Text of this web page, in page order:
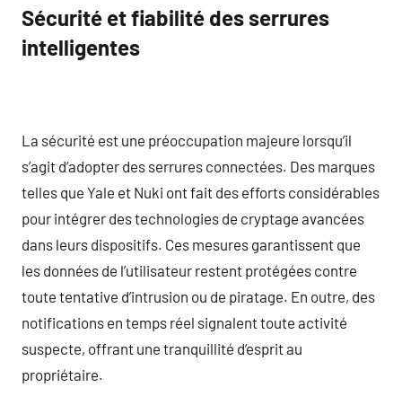
Sécurité et fiabilité des serrures
intelligentes
La sécurité est une préoccupation majeure lorsqu’il
s’agit d’adopter des serrures connectées. Des marques
telles que Yale et Nuki ont fait des efforts considérables
pour intégrer des technologies de cryptage avancées
dans leurs dispositifs. Ces mesures garantissent que
les données de l’utilisateur restent protégées contre
toute tentative d’intrusion ou de piratage. En outre, des
notifications en temps réel signalent toute activité
suspecte, offrant une tranquillité d’esprit au
propriétaire.